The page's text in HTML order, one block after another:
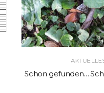
Schon